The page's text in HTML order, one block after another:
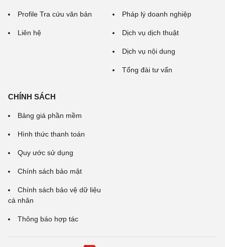
Profile Tra cứu văn bản
Liên hệ
Pháp lý doanh nghiệp
Dịch vụ dịch thuật
Dịch vụ nội dung
Tổng đài tư vấn
CHÍNH SÁCH
Bảng giá phần mềm
Hình thức thanh toán
Quy ước sử dụng
Chính sách bảo mật
Chính sách bảo vệ dữ liệu
cá nhân
Thông báo hợp tác